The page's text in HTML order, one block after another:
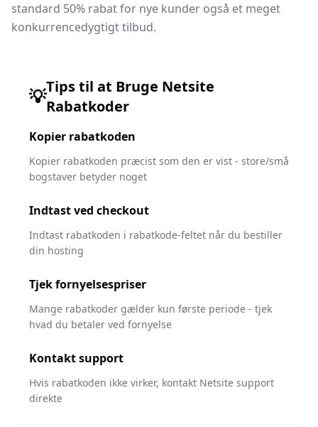
standard 50% rabat for nye kunder også et meget
konkurrencedygtigt tilbud.
💡Tips til at Bruge Netsite
Rabatkoder
Kopier rabatkoden
Kopier rabatkoden præcist som den er vist - store/små
bogstaver betyder noget
Indtast ved checkout
Indtast rabatkoden i rabatkode-feltet når du bestiller
din hosting
Tjek fornyelsespriser
Mange rabatkoder gælder kun første periode - tjek
hvad du betaler ved fornyelse
Kontakt support
Hvis rabatkoden ikke virker, kontakt Netsite support
direkte